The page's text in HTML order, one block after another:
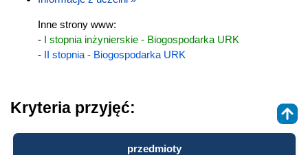
Inne strony www:
- I stopnia inżynierskie - Biogospodarka URK
- II stopnia - Biogospodarka URK
Kryteria przyjęć:
przedmioty